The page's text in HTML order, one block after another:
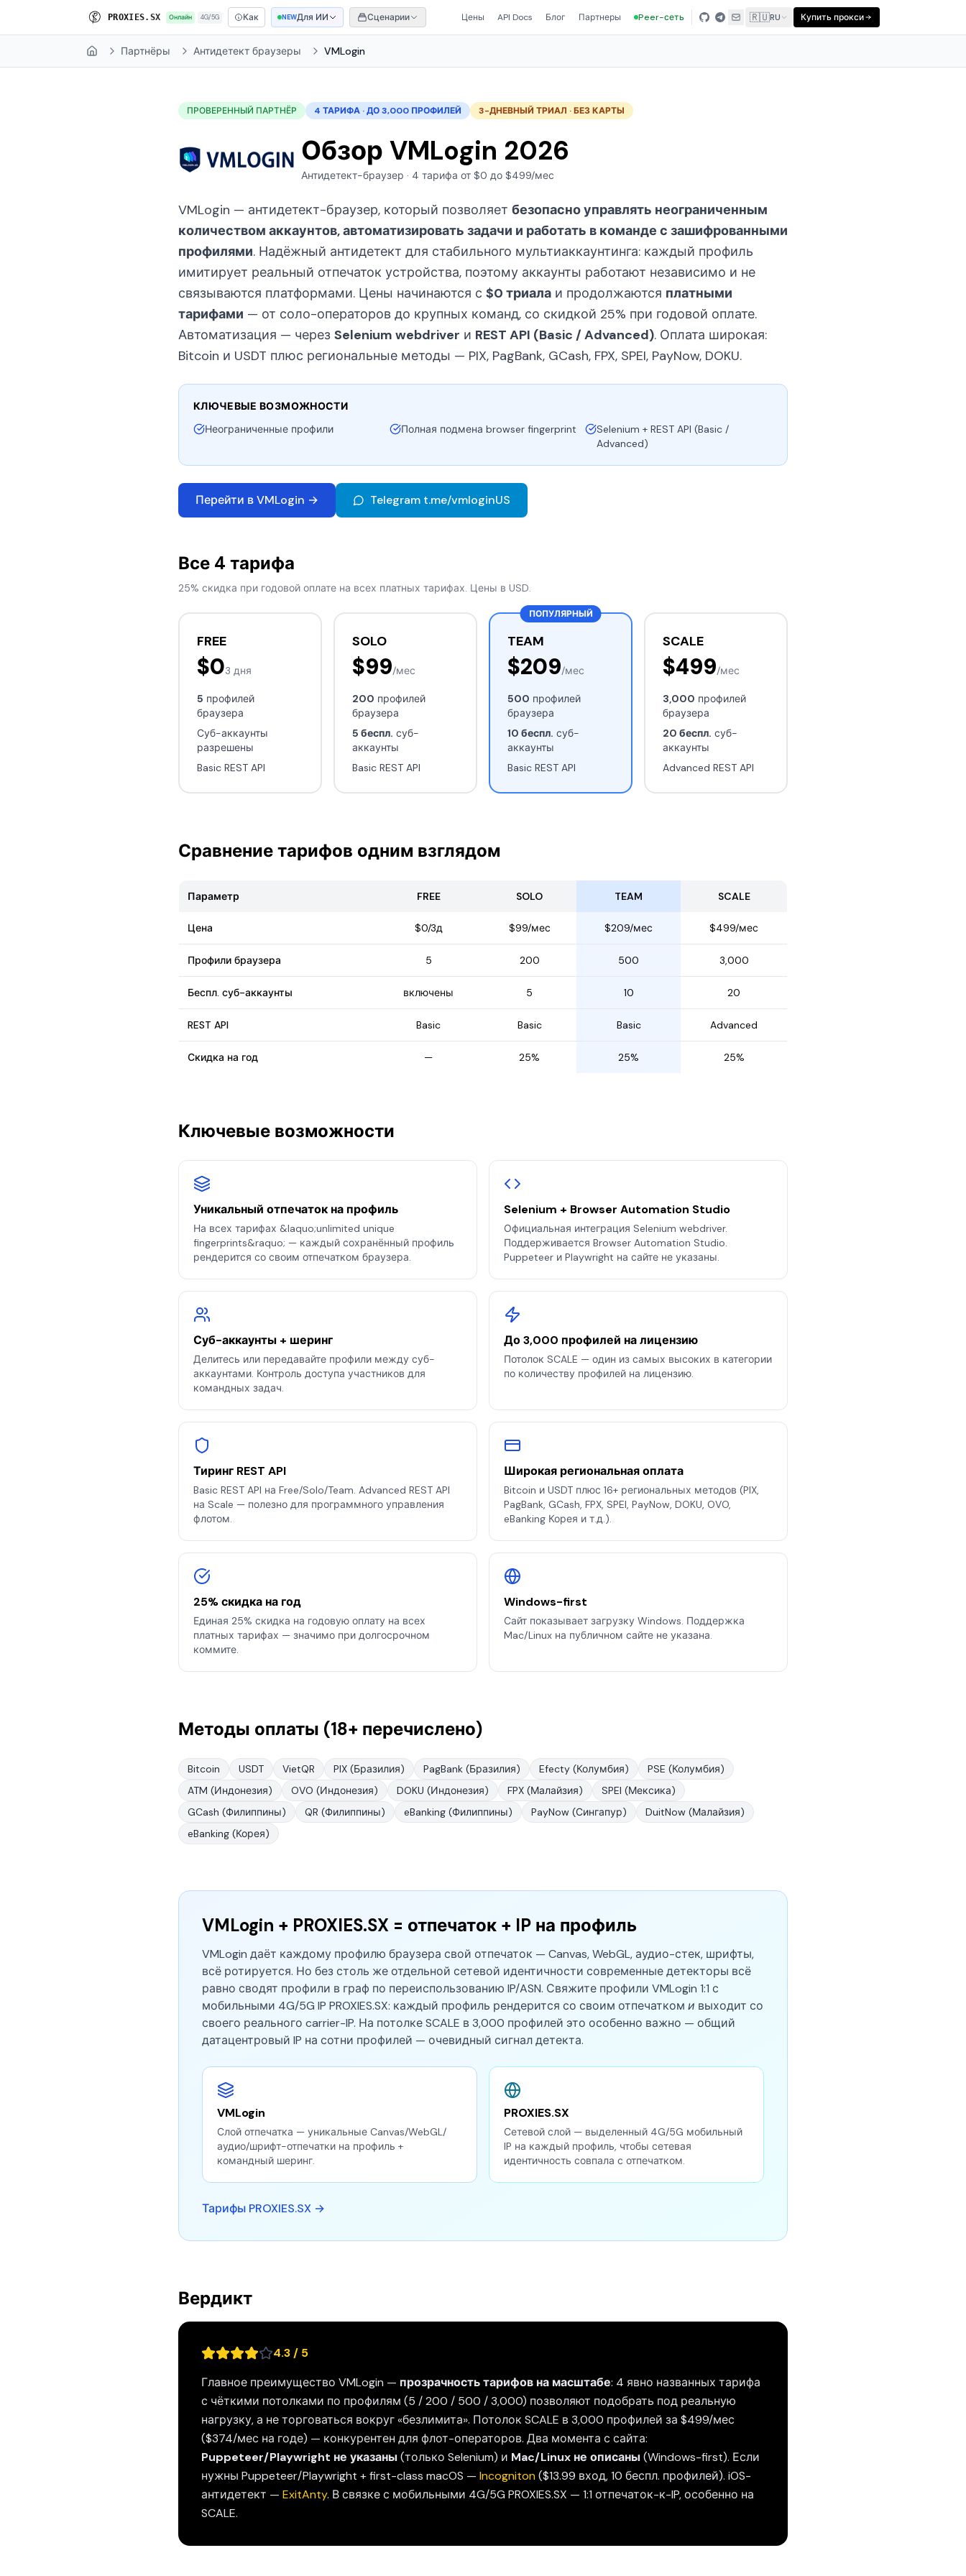
PROXI ES. SX Онлайн 4G/5G Как NEWДля ИИ Сценарии Цены API Docs Блог Партнеры Peer-сеть 🇷🇺RU Купить прокси
Home Партнёры Антидетект браузеры VMLogin
ПРОВЕРЕННЫЙ ПАРТНЁР 4 ТАРИФА · ДО 3,000 ПРОФИЛЕЙ 3-ДНЕВНЫЙ ТРИАЛ · БЕЗ КАРТЫ
Обзор VMLogin 2026
Антидетект-браузер · 4 тарифа от $0 до $499/мес
VMLogin — антидетект-браузер, который позволяет безопасно управлять неограниченным
количеством аккаунтов, автоматизировать задачи и работать в команде с зашифрованными
профилями. Надёжный антидетект для стабильного мультиаккаунтинга: каждый профиль
имитирует реальный отпечаток устройства, поэтому аккаунты работают независимо и не
связываются платформами. Цены начинаются с $0 триала и продолжаются платными
тарифами — от соло-операторов до крупных команд, со скидкой 25% при годовой оплате.
Автоматизация — через Selenium webdriver и REST API (Basic / Advanced). Оплата широкая:
Bitcoin и USDT плюс региональные методы — PIX, PagBank, GCash, FPX, SPEI, PayNow, DOKU.
КЛЮЧЕВЫЕ ВОЗМОЖНОСТИ
Неограниченные профили
Полная подмена browser fingerprint
Selenium + REST API (Basic /
Advanced)
Перейти в VMLogin → Telegram t.me/vmloginUS
Все 4 тарифа
25% скидка при годовой оплате на всех платных тарифах. Цены в USD.
FREE
$03 дня
5 профилей
браузера
Суб-аккаунты
разрешены
Basic REST API
SOLO
$99/мес
200 профилей
браузера
5 беспл. суб-
аккаунты
Basic REST API
ПОПУЛЯРНЫЙ
TEAM
$209/мес
500 профилей
браузера
10 беспл. суб-
аккаунты
Basic REST API
SCALE
$499/мес
3,000 профилей
браузера
20 беспл. суб-
аккаунты
Advanced REST API
Сравнение тарифов одним взглядом
Параметр FREE SOLO TEAM SCALE
Цена $0/3д $99/мес $209/мес $499/мес
Профили браузера 5 200 500 3,000
Беспл. суб-аккаунты включены 5 10 20
REST API Basic Basic Basic Advanced
Скидка на год — 25% 25% 25%
Ключевые возможности
Уникальный отпечаток на профиль
На всех тарифах &laquo;unlimited unique
fingerprints&raquo; — каждый сохранённый профиль
рендерится со своим отпечатком браузера.
Selenium + Browser Automation Studio
Официальная интеграция Selenium webdriver.
Поддерживается Browser Automation Studio.
Puppeteer и Playwright на сайте не указаны.
Суб-аккаунты + шеринг
Делитесь или передавайте профили между суб-
аккаунтами. Контроль доступа участников для
командных задач.
До 3,000 профилей на лицензию
Потолок SCALE — один из самых высоких в категории
по количеству профилей на лицензию.
Тиринг REST API
Basic REST API на Free/Solo/Team. Advanced REST API
на Scale — полезно для программного управления
флотом.
Широкая региональная оплата
Bitcoin и USDT плюс 16+ региональных методов (PIX,
PagBank, GCash, FPX, SPEI, PayNow, DOKU, OVO,
eBanking Корея и т.д.).
25% скидка на год
Единая 25% скидка на годовую оплату на всех
платных тарифах — значимо при долгосрочном
коммите.
Windows-first
Сайт показывает загрузку Windows. Поддержка
Mac/Linux на публичном сайте не указана.
Методы оплаты (18+ перечислено)
Bitcoin USDT VietQR PIX (Бразилия) PagBank (Бразилия) Efecty (Колумбия)
PSE (Колумбия)
ATM (Индонезия)
OVO (Индонезия) DOKU (Индонезия) FPX (Малайзия)
SPEI (Мексика)
GCash (Филиппины)
QR (Филиппины) eBanking (Филиппины) PayNow (Сингапур)
DuitNow (Малайзия)
eBanking (Корея)
VMLogin + PROXIES.SX = отпечаток + IP на профиль
VMLogin даёт каждому профилю браузера свой отпечаток — Canvas, WebGL, аудио-стек, шрифты,
всё ротируется. Но без столь же отдельной сетевой идентичности современные детекторы всё
равно сводят профили в граф по переиспользованию IP/ASN. Свяжите профили VMLogin 1:1 с
мобильными 4G/5G IP PROXIES.SX: каждый профиль рендерится со своим отпечатком и выходит со
своего реального carrier-IP. На потолке SCALE в 3,000 профилей это особенно важно — общий
датацентровый IP на сотни профилей — очевидный сигнал детекта.
VMLogin
Слой отпечатка — уникальные Canvas/WebGL/
аудио/шрифт-отпечатки на профиль +
командный шеринг.
PROXIES.SX
Сетевой слой — выделенный 4G/5G мобильный
IP на каждый профиль, чтобы сетевая
идентичность совпала с отпечатком.
Тарифы PROXIES.SX →
Вердикт
4.3 / 5
Главное преимущество VMLogin — прозрачность тарифов на масштабе: 4 явно названных тарифа
с чёткими потолками по профилям (5 / 200 / 500 / 3,000) позволяют подобрать под реальную
нагрузку, а не торговаться вокруг «безлимита». Потолок SCALE в 3,000 профилей за $499/мес
($374/мес на годе) — конкурентен для флот-операторов. Два момента с сайта:
Puppeteer/Playwright не указаны(только Selenium) и Mac/Linux не описаны(Windows-first). Если
нужны Puppeteer/Playwright + first-class macOS — Incogniton($13.99 вход, 10 беспл. профилей). iOS-
антидетект — ExitAnty. В связке с мобильными 4G/5G PROXIES.SX — 1:1 отпечаток-к-IP, особенно на
SCALE.